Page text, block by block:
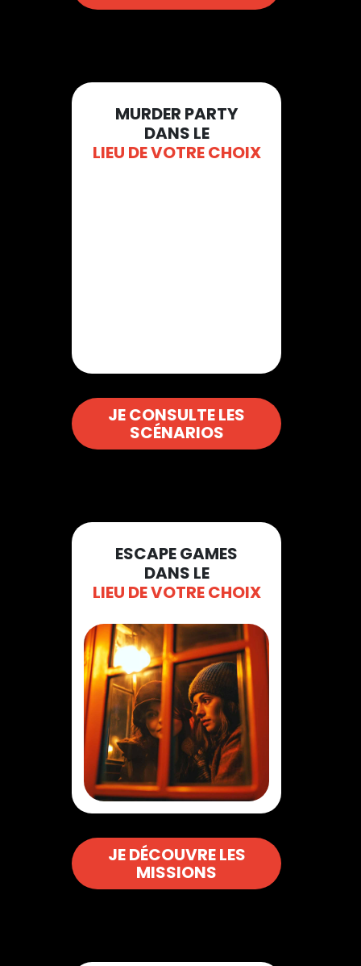
MURDER PARTY
DANS LE
LIEU DE VOTRE CHOIX
JE CONSULTE LES
SCÉNARIOS
ESCAPE GAMES
DANS LE
LIEU DE VOTRE CHOIX
10 à 400
participants
JE DÉCOUVRE LES
MISSIONS